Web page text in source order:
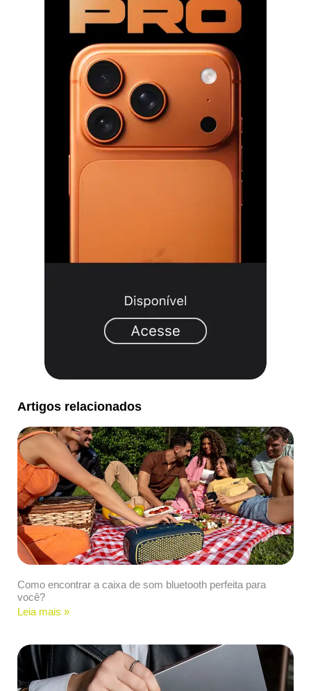
Artigos relacionados
Como encontrar a caixa de som bluetooth perfeita para
você?
Leia mais »